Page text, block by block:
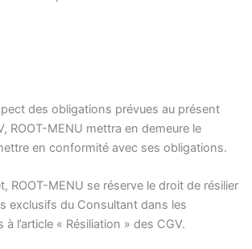
des obligations prévues au présent
ROOT-MENU mettra en demeure le
en conformité avec ses obligations.
ROOT-MENU se réserve le droit de résilier
exclusifs du Consultant dans les
l’article « Résiliation » des CGV.